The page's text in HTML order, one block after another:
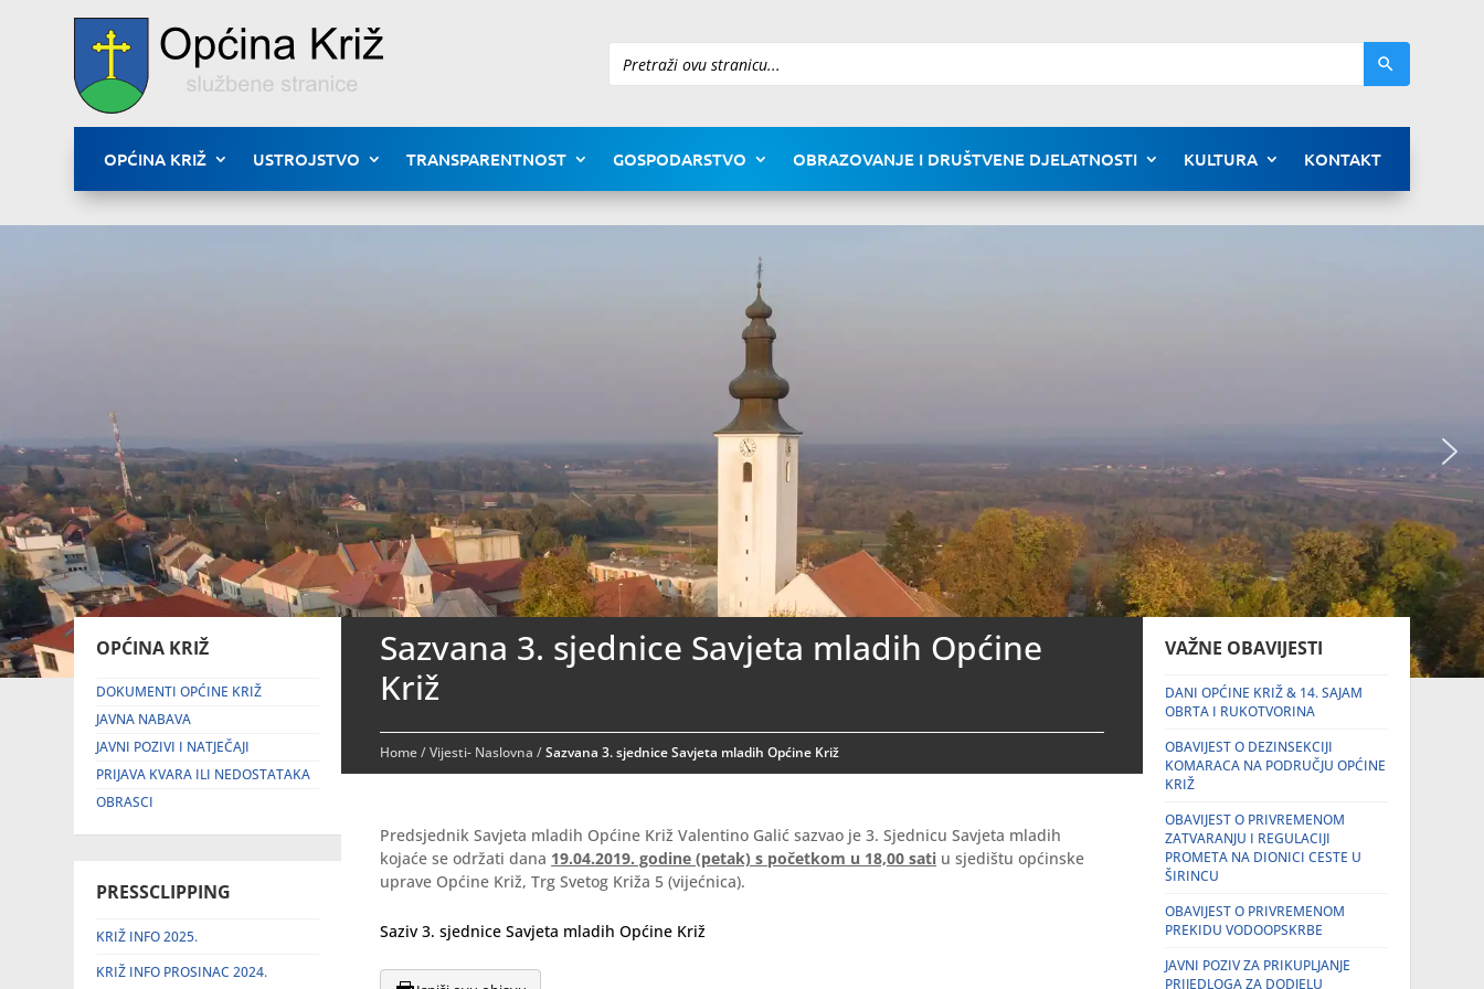
Pretraži
OPĆINA KRIŽ USTROJSTVO TRANSPARENTNOST GOSPODARSTVO OBRAZOVANJE I DRUŠTVENE DJELATNOSTI KULTURA KONTAKT
OPĆINA KRIŽ
DOKUMENTI OPĆINE KRIŽ
JAVNA NABAVA
JAVNI POZIVI I NATJEČAJI
PRIJAVA KVARA ILI NEDOSTATAKA
OBRASCI
PRESSCLIPPING
KRIŽ INFO 2025.
KRIŽ INFO PROSINAC 2024.
Sazvana 3. sjednice Savjeta mladih Općine
Križ
Home/Vijesti- Naslovna /Sazvana 3. sjednice Savjeta mladih Općine Križ
Predsjednik Savjeta mladih Općine Križ Valentino Galić sazvao je 3. Sjednicu Savjeta mladih
kojaće se održati dana 19.04.2019. godine (petak) s početkom u 18,00 sati u sjedištu općinske
uprave Općine Križ, Trg Svetog Križa 5 (vijećnica).
Saziv 3. sjednice Savjeta mladih Općine Križ
VAŽNE OBAVIJESTI
DANI OPĆINE KRIŽ & 14. SAJAM
OBRTA I RUKOTVORINA
OBAVIJEST O DEZINSEKCIJI
KOMARACA NA PODRUČJU OPĆINE
KRIŽ
OBAVIJEST O PRIVREMENOM
ZATVARANJU I REGULACIJI
PROMETA NA DIONICI CESTE U
ŠIRINCU
OBAVIJEST O PRIVREMENOM
PREKIDU VODOOPSKRBE
JAVNI POZIV ZA PRIKUPLJANJE
PRIJEDLOGA ZA DODJELU